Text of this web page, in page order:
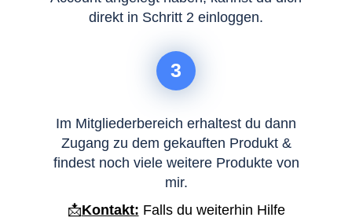
direkt in Schritt 2 einloggen.
3
Im Mitgliederbereich erhaltest du dann
Zugang zu dem gekauften Produkt &
findest noch viele weitere Produkte von
mir.
📩Kontakt: Falls du weiterhin Hilfe